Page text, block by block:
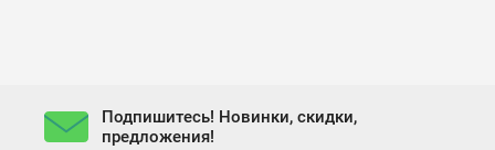
Подпишитесь! Новинки, скидки,
предложения!